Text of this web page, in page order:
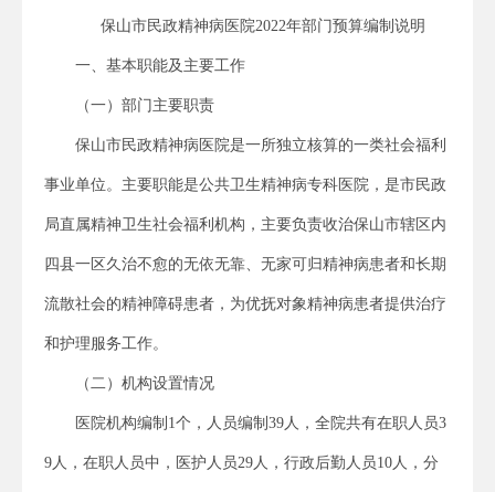
保山市民政精神病医院2022年部门预算编制说明
一、基本职能及主要工作
（一）部门主要职责
保山市民政精神病医院是一所独立核算的一类社会福利
事业单位。主要职能是公共卫生精神病专科医院，是市民政
局直属精神卫生社会福利机构，主要负责收治保山市辖区内
四县一区久治不愈的无依无靠、无家可归精神病患者和长期
流散社会的精神障碍患者，为优抚对象精神病患者提供治疗
和护理服务工作。
（二）机构设置情况
医院机构编制1个，人员编制39人，全院共有在职人员3
9人，在职人员中，医护人员29人，行政后勤人员10人，分